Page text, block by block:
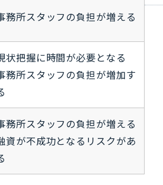
務所スタッフの負担が増える
状把握に時間が必要となる
務所スタッフの負担が増加す
務所スタッフの負担が増える
資が不成功となるリスクがあ